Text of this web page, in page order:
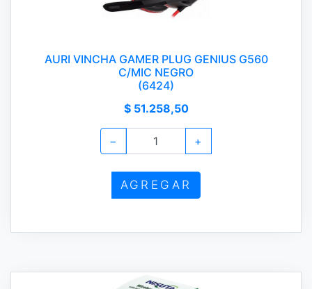
AURI VINCHA GAMER PLUG GENIUS G560
C/MIC NEGRO
(6424)
$ 51.258,50
− +
AGREGAR